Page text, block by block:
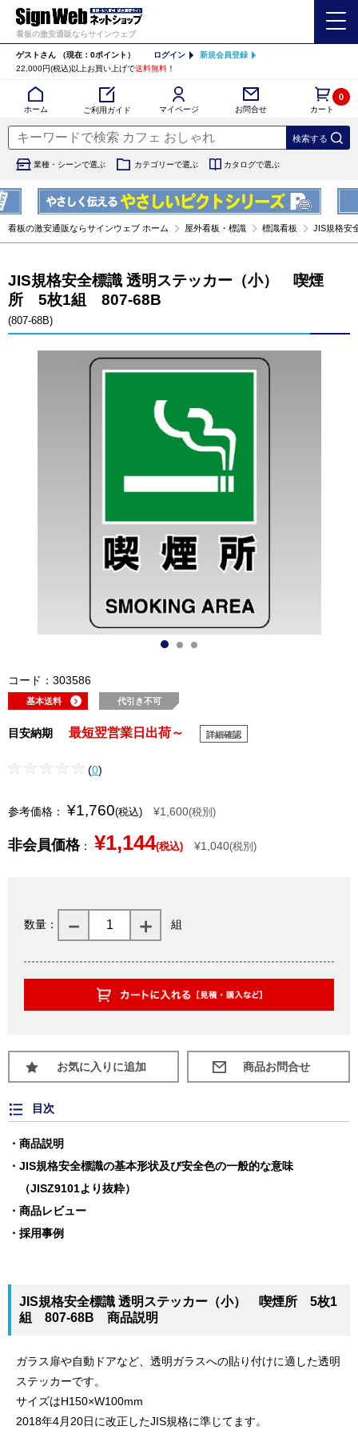
看板の激安通販ならサインウェブ
ゲストさん （現在：0ポイント） ログイン
新規会員登録
22,000円(税込)以上お買い上げで送料無料 ！
ホーム ご利用ガイド マイページ お問合せ カート
0
業種・シーンで選ぶ カテゴリーで選ぶ カタログで選ぶ
看板の激安通販ならサインウェブ ホーム 屋外看板・標識 標識看板 JIS規格安
JIS規格安全標識 透明ステッカー（小） 喫煙
所 5枚1組 807-68B
(807-68B)
コード：303586
基本送料 代引き不可
目安納期 最短翌営業日出荷～ 詳細確認
(0)
参考価格： ¥1,760(税込) ¥1,600(税別)
非会員価格： ¥1,144(税込) ¥1,040(税別)
数量： 組
お気に入りに追加
目次
商品説明
JIS規格安全標識の基本形状及び安全色の一般的な意味
（JISZ9101より抜粋）
商品レビュー
採用事例
JIS規格安全標識 透明ステッカー（小） 喫煙所 5枚1
組 807-68B 商品説明
ガラス扉や自動ドアなど、透明ガラスへの貼り付けに適した透明
ステッカーです。
サイズはH150×W100mm
2018年4月20日に改正したJIS規格に準じてます。